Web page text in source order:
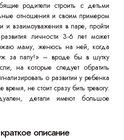
родители строить с детьми
отношения и своим примером
и взаимоуважения в паре, пройти
личности 3-6 лет может
маму, женюсь на ней, когда
за папу!» – вроде бы в шутку
на которые следует обратить
о развитии у ребенка
не стоит сразу бить тревогу:
детали имеют большое
описание